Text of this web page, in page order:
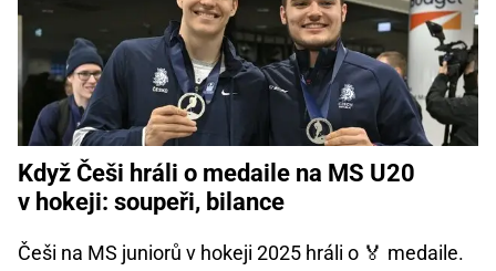
Když Češi hráli o medaile na MS U20
v hokeji: soupeři, bilance
Češi na MS juniorů v hokeji 2025 hráli o 🏅 medaile.